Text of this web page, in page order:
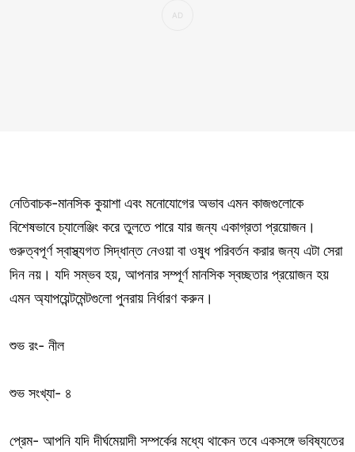
নেতিবাচক-মানসিক কুয়াশা এবং মনোযোগের অভাব এমন কাজগুলোকে
বিশেষভাবে চ্যালেঞ্জিং করে তুলতে পারে যার জন্য একাগ্রতা প্রয়োজন।
গুরুত্বপূর্ণ স্বাস্থ্যগত সিদ্ধান্ত নেওয়া বা ওষুধ পরিবর্তন করার জন্য এটা সেরা
দিন নয়। যদি সম্ভব হয়, আপনার সম্পূর্ণ মানসিক স্বচ্ছতার প্রয়োজন হয়
এমন অ্যাপয়েন্টমেন্টগুলো পুনরায় নির্ধারণ করুন।
শুভ রং- নীল
শুভ সংখ্যা- ৪
প্রেম- আপনি যদি দীর্ঘমেয়াদী সম্পর্কের মধ্যে থাকেন তবে একসঙ্গে ভবিষ্যতের